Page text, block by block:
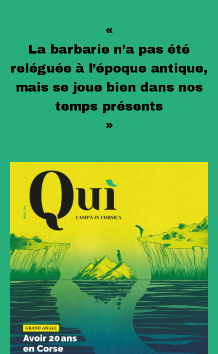
«
La barbarie n’a pas été
reléguée à l’époque antique,
mais se joue bien dans nos
temps présents
»